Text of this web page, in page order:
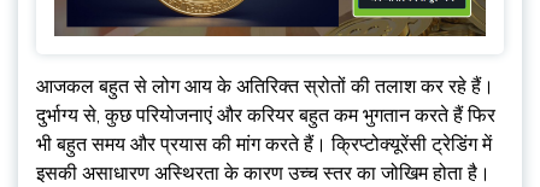
आजकल बहुत से लोग आय के अतिरिक्त स्रोतों की तलाश कर रहे हैं।
दुर्भाग्य से, कुछ परियोजनाएं और करियर बहुत कम भुगतान करते हैं फिर
भी बहुत समय और प्रयास की मांग करते हैं। क्रिप्टोक्यूरेंसी ट्रेडिंग में
इसकी असाधारण अस्थिरता के कारण उच्च स्तर का जोखिम होता है।